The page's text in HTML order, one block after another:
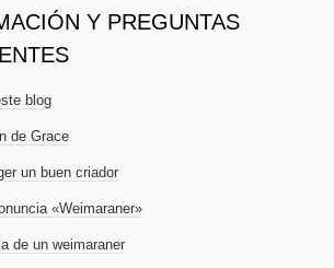
Y PREGUNTAS
blog
de Grace
un buen criador
«Weimaraner»
de un weimaraner